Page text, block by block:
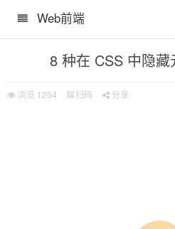
Web前端
8 种在 CSS 中隐
浏览 1204 扫码 分享